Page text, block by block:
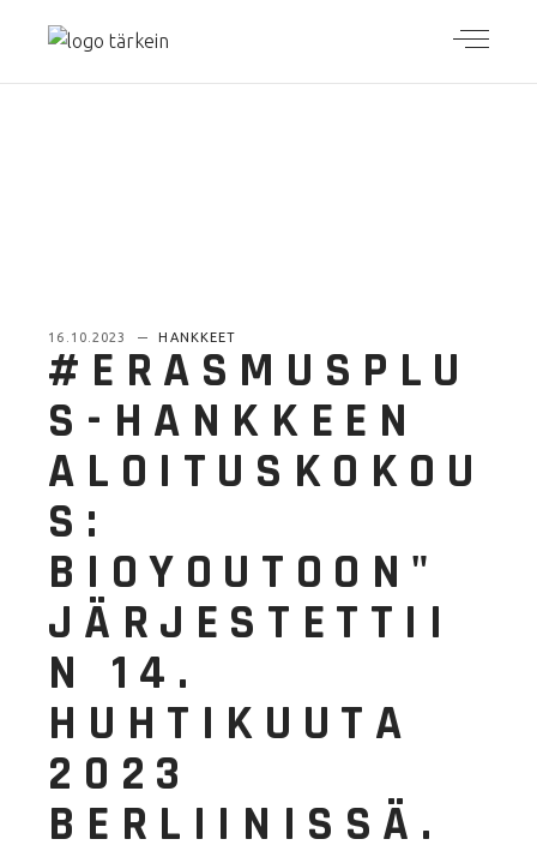
16.10.2023 HANKKEET
#ERASMUSPLU
S-HANKKEEN
ALOITUSKOKOU
S:
BIOYOUTOON"
JÄRJESTETTII
N 14.
HUHTIKUUTA
2023
BERLIINISSÄ.